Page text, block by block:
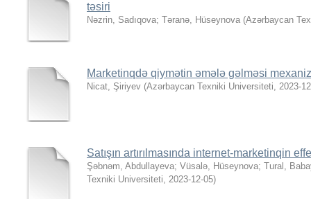
təsiri
Nəzrin, Sadıqova; Təranə, Hüseynova (Azərbaycan
Marketinqdə qiymətin əmələ gəlməsi
Nicat, Şiriyev (Azərbaycan Texniki Universiteti, 2023-
Satışın artırılmasında internet-marketinqin
Şəbnəm, Abdullayeva; Vüsalə, Hüseynova; Tural,
Texniki Universiteti, 2023-12-05)